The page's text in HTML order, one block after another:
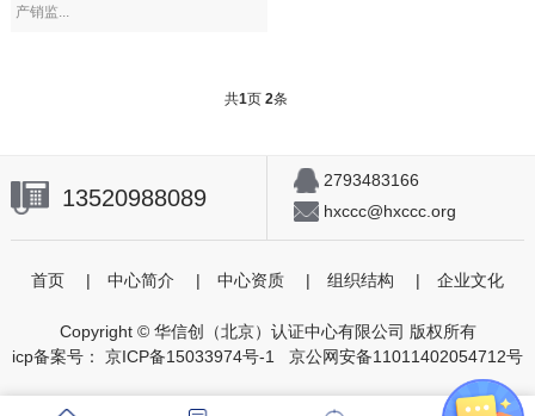
产销监...
共1页 2条
13520988089
2793483166
hxccc@hxccc.org
首页 | 中心简介 | 中心资质 | 组织结构 | 企业文化
Copyright © 华信创（北京）认证中心有限公司 版权所有
icp备案号： 京ICP备15033974号-1 京公网安备11011402054712号